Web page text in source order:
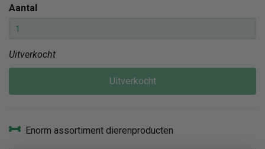
Aantal
Uitverkocht
Uitverkocht
Enorm assortiment dierenproducten